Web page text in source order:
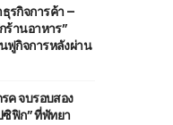
รกิจการค้า –
ร้านอาหาร”
ฟูกิจการหลังผ่าน
ค จบรอบสอง
ซิฟิก” ที่พัทยา